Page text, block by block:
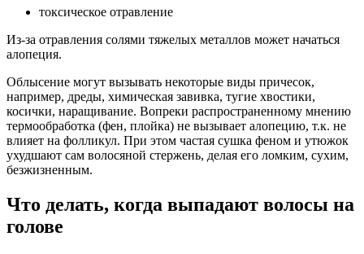
токсическое отравление
Из-за отравления солями тяжелых металлов может начаться
алопеция.
Облысение могут вызывать некоторые виды причесок,
например, дреды, химическая завивка, тугие хвостики,
косички, наращивание. Вопреки распространенному мнению
термообработка (фен, плойка) не вызывает алопецию, т.к. не
влияет на фолликул. При этом частая сушка феном и утюжок
ухудшают сам волосяной стержень, делая его ломким, сухим,
безжизненным.
Что делать, когда выпадают волосы на
голове